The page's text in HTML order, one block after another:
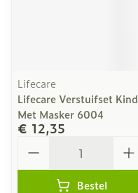
Lifecare
Lifecare Verstuifset Kind
Met Masker 6004
€ 12,35
Bestel